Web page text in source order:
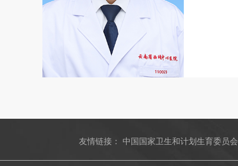
友情链接：中国国家卫生和计划生育委员会